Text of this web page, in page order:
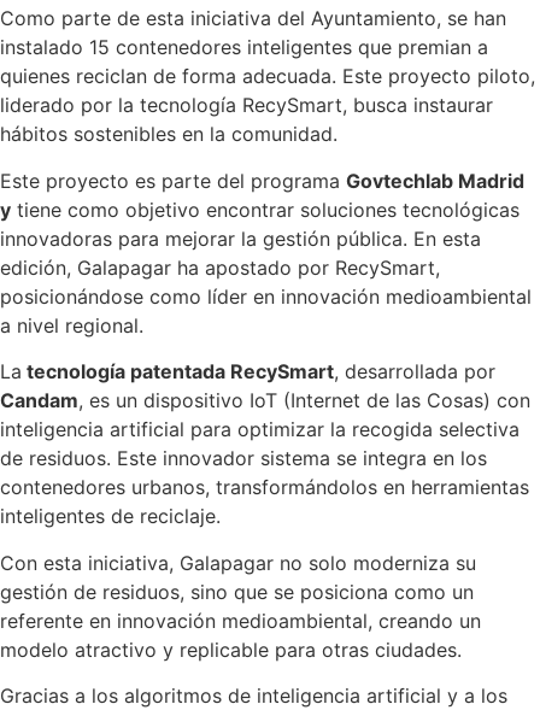
Como parte de esta iniciativa del Ayuntamiento, se han
instalado 15 contenedores inteligentes que premian a
quienes reciclan de forma adecuada. Este proyecto piloto,
liderado por la tecnología RecySmart, busca instaurar
hábitos sostenibles en la comunidad.
Este proyecto es parte del programa Govtechlab Madrid
y tiene como objetivo encontrar soluciones tecnológicas
innovadoras para mejorar la gestión pública. En esta
edición, Galapagar ha apostado por RecySmart,
posicionándose como líder en innovación medioambiental
a nivel regional.
La tecnología patentada RecySmart, desarrollada por
Candam, es un dispositivo IoT (Internet de las Cosas) con
inteligencia artificial para optimizar la recogida selectiva
de residuos. Este innovador sistema se integra en los
contenedores urbanos, transformándolos en herramientas
inteligentes de reciclaje.
Con esta iniciativa, Galapagar no solo moderniza su
gestión de residuos, sino que se posiciona como un
referente en innovación medioambiental, creando un
modelo atractivo y replicable para otras ciudades.
Gracias a los algoritmos de inteligencia artificial y a los